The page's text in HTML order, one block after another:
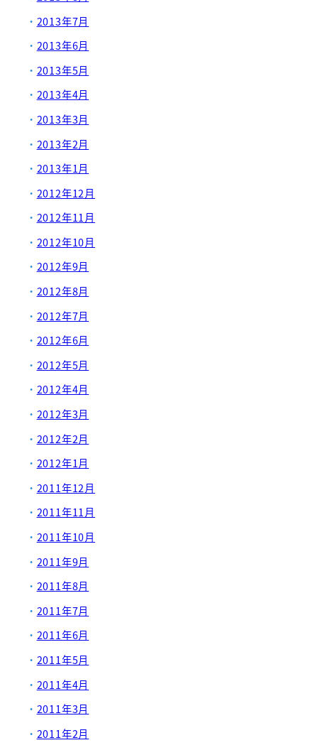
2013年7月
2013年6月
2013年5月
2013年4月
2013年3月
2013年2月
2013年1月
2012年12月
2012年11月
2012年10月
2012年9月
2012年8月
2012年7月
2012年6月
2012年5月
2012年4月
2012年3月
2012年2月
2012年1月
2011年12月
2011年11月
2011年10月
2011年9月
2011年8月
2011年7月
2011年6月
2011年5月
2011年4月
2011年3月
2011年2月